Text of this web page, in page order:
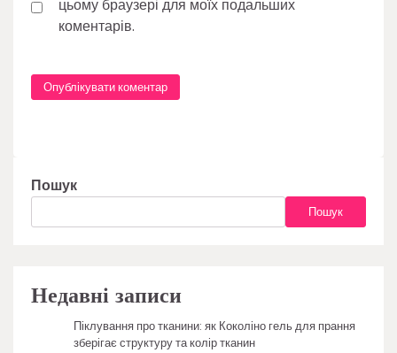
цьому браузері для моїх подальших
коментарів.
Пошук
Пошук
Недавні записи
Піклування про тканини: як Коколіно гель для прання
зберігає структуру та колір тканин